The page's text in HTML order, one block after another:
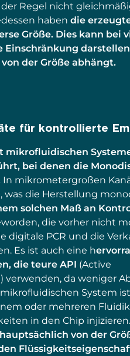
Regel nicht
habendie
Größe. Dies kann bei
der Größe abhängt.
für kontrollierte
mikrofluidischen
bei denen die
In mikrometergroßen
was die Herstellung
solchen Maß an
die vorher nicht
digitale PCR und die
Es ist auch eine h
die teure API (Active
da weniger
System
oder mehreren
in den Chip injizieren.
von der